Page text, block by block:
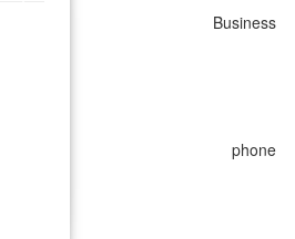
Business
phone